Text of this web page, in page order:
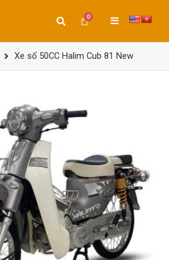
Xe số 50CC Halim Cub 81 New